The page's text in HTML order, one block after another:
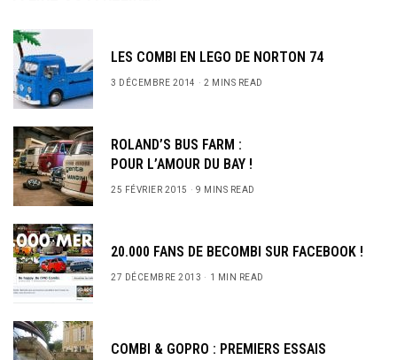
LES COMBI EN LEGO DE NORTON 74
3 DÉCEMBRE 2014 2 MINS READ
ROLAND’S BUS FARM :
POUR L’AMOUR DU BAY !
25 FÉVRIER 2015 9 MINS READ
20.000 FANS DE BECOMBI SUR FACEBOOK !
27 DÉCEMBRE 2013 1 MIN READ
COMBI & GOPRO : PREMIERS ESSAIS